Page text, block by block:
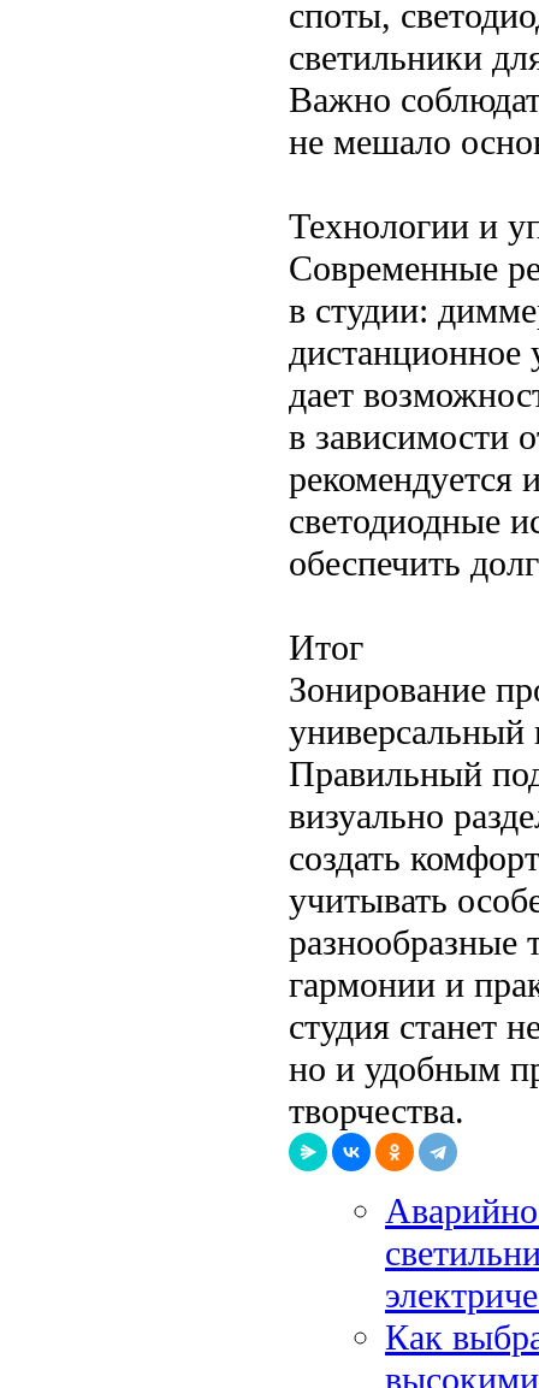
споты,
светильники
Важно
не мешало
Технологии и
Современные
в студии:
дает
в зависимости
рекомендуется
светодиодные
обеспечить
Итог
Зонирование
универсальный
Правильный
визуально
создать
учитывать
разнообразные
гармонии и
студия станет
но и удобным
творчества.
Как